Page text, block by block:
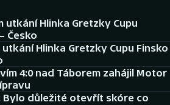
utkání Hlinka Gretzky Cupu
Česko
Hlinka Gretzky Cupu Finsko
4:0 nad Táborem zahájil Motor
Bylo důležité otevřít skóre co